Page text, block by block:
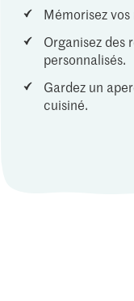
Mémorisez
Organisez des
personnalisés.
Gardez un
cuisiné.